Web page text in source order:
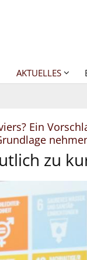
AKTUELLES
Ein
zu